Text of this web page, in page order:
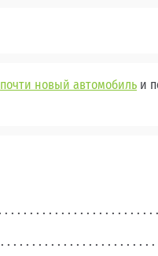
почти новый автомобиль и